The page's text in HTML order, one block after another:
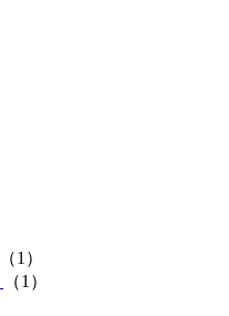
（1 ）
（1 ）